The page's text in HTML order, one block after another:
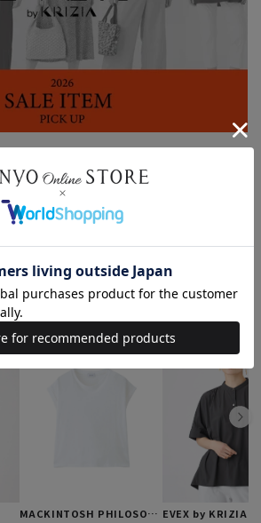
PICK UP
もっと見る
はこんなアイテムも見ています
MACKINTOSH PHILOSOPHY EVEX by KRIZIA